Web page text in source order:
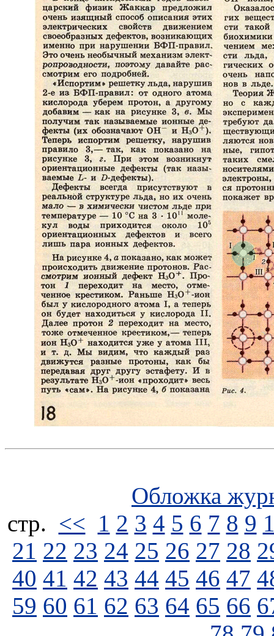
Обложка
стp. << 1 2 3 4 5 6 7 8 9
21 22 23 24 25 26 27 28
40 41 42 43 44 45 46 47
59 60 61 62 63 64 65 66